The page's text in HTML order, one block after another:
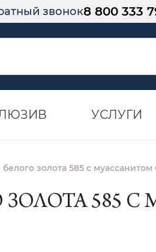
звонок8 800 333
УСЛУГИ
золота 585 с муассанитом
585 С